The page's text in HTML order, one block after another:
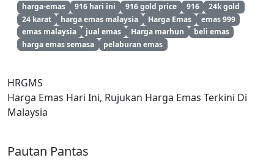
harga-emas 916 hari ini 916 gold price 916
24k gold
24 karat
harga emas malaysia Harga Emas
emas 999
emas malaysia
jual emas Harga marhun
beli emas
harga emas semasa
pelaburan emas
HRGMS
Harga Emas Hari Ini, Rujukan Harga Emas Terkini Di
Malaysia
Pautan Pantas